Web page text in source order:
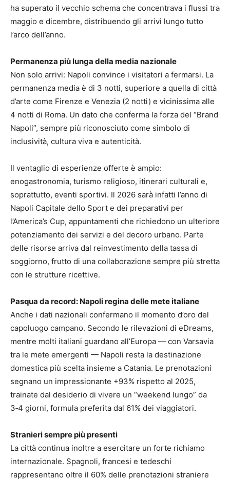
ha superato il vecchio schema che concentrava i flussi tra
maggio e dicembre, distribuendo gli arrivi lungo tutto
l’arco dell’anno.
Permanenza più lunga della media nazionale
Non solo arrivi: Napoli convince i visitatori a fermarsi. La
permanenza media è di 3 notti, superiore a quella di città
d’arte come Firenze e Venezia (2 notti) e vicinissima alle
4 notti di Roma. Un dato che conferma la forza del “Brand
Napoli”, sempre più riconosciuto come simbolo di
inclusività, cultura viva e autenticità.
Il ventaglio di esperienze offerte è ampio:
enogastronomia, turismo religioso, itinerari culturali e,
soprattutto, eventi sportivi. Il 2026 sarà infatti l’anno di
Napoli Capitale dello Sport e dei preparativi per
l’America’s Cup, appuntamenti che richiedono un ulteriore
potenziamento dei servizi e del decoro urbano. Parte
delle risorse arriva dal reinvestimento della tassa di
soggiorno, frutto di una collaborazione sempre più stretta
con le strutture ricettive.
Pasqua da record: Napoli regina delle mete italiane
Anche i dati nazionali confermano il momento d’oro del
capoluogo campano. Secondo le rilevazioni di eDreams,
mentre molti italiani guardano all’Europa — con Varsavia
tra le mete emergenti — Napoli resta la destinazione
domestica più scelta insieme a Catania. Le prenotazioni
segnano un impressionante +93% rispetto al 2025,
trainate dal desiderio di vivere un “weekend lungo” da
3‑4 giorni, formula preferita dal 61% dei viaggiatori.
Stranieri sempre più presenti
La città continua inoltre a esercitare un forte richiamo
internazionale. Spagnoli, francesi e tedeschi
rappresentano oltre il 60% delle prenotazioni straniere